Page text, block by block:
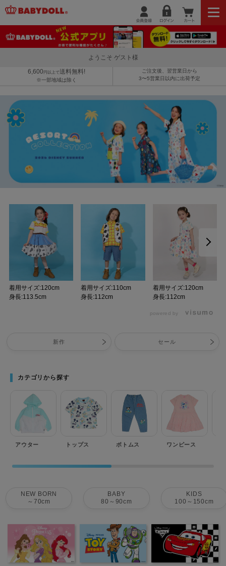
ようこそ ゲスト様
6,600 円以上で送料無料!
※一部地域は除く
ご注文後、翌営業日から
3〜5営業日以内に出荷予定
着用サイズ:120cm
身長:113.5cm
着用サイズ:110cm
身長:112cm
着用サイズ:120cm
身長:112cm
powered by
新作 セール
カテゴリから探す
アウター トップス ボトムス ワンピース
NEW BORN
～70cm
BABY
80～90cm
KIDS
100～150cm